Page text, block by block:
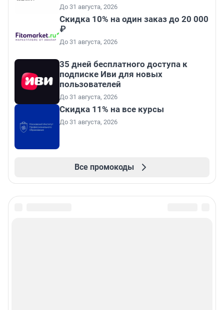
До 31 августа, 2026
Скидка 10% на один заказ до 20 000
₽
До 31 августа, 2026
35 дней бесплатного доступа к
подписке Иви для новых
пользователей
До 31 августа, 2026
Скидка 11% на все курсы
До 31 августа, 2026
Все промокоды